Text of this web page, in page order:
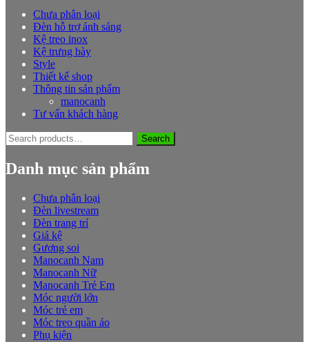
Chưa phân loại
Đèn hỗ trợ ánh sáng
Kệ treo inox
Kệ trưng bày
Style
Thiết kế shop
Thông tin sản phẩm
manocanh
Tư vấn khách hàng
Search
for:
Search
Danh mục sản phẩm
Chưa phân loại
Đèn livestream
Đèn trang trí
Giá kệ
Gương soi
Manocanh Nam
Manocanh Nữ
Manocanh Trẻ Em
Móc người lớn
Móc trẻ em
Móc treo quần áo
Phụ kiện